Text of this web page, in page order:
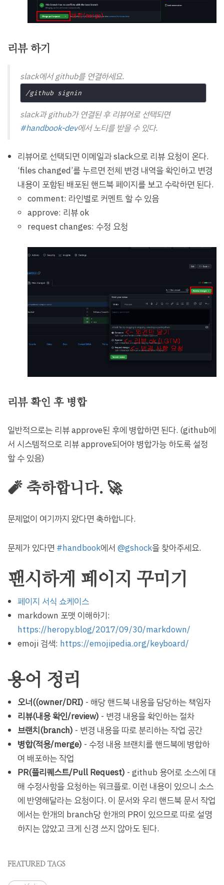
리뷰 하기
slack에서 github를 연결하세요.
/github signin
slack과 github가 연결된 후 리뷰어로 선택되면
#handbook-dev에서 노티를 받을 수 있다.
리뷰어로 선택되면 이메일과 slack으로 리뷰 요청이 온다.
‘files changed’를 누르면 전체 변경 내역을 확인하고 변경
내용이 포함된 배포된 핸드북 페이지를 보고 수락하면 된다.
comment: 라인별로 커멘트 할 수 있음
approve: 리뷰 ok
request changes: 수정 요청
리뷰 확인 후 병합
일반적으로는 리뷰 approve된 후에 병합하면 된다. (github에
서 시스템적으로 리뷰 approve되어야 병합가능 하도록 설정
할 수 있음)
🧨 축하합니다. 🚀
문제없이 여기까지 왔다면 축하합니다.
문제가 있다면 #handbook에서 @gshock을 찾아주세요.
팬시하게 페이지 꾸미기
페이지 서식 쇼케이스
markdown 포맷 이해하기:
https://heropy.blog/2017/09/30/markdown/
emoji 검색: https://emojipedia.org/keyboard/
용어 정리
오너((owner/DRI) - 해당 핸드북 내용을 담당하는 책임자
리뷰(내용 확인/review) - 변경 내용을 확인하는 절차
브랜치(branch) - 변경 내용을 따로 분리하는 작업 공간
병합(적용/merge) - 수정 내용 브랜치를 핸드북에 병합하
여 배포하는 작업
PR(풀리퀘스트/Pull Request) - github 용어로 소스에 대
해 수정사항을 요청하는 워크플로. 이런 내용이 있으니 소스
에 반영해달라는 요청이다. 이 문서와 우리 핸드북 문서 작업
에서는 한개의 branch당 한개의 PR이 있으므로 따로 설명
하지는 않았고 크게 신경 쓰지 않아도 된다.
FEATURED TAGS